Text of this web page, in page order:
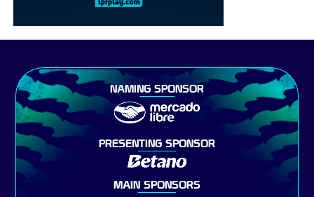
NAMING SPONSOR
PRESENTING SPONSOR
MAIN SPONSORS